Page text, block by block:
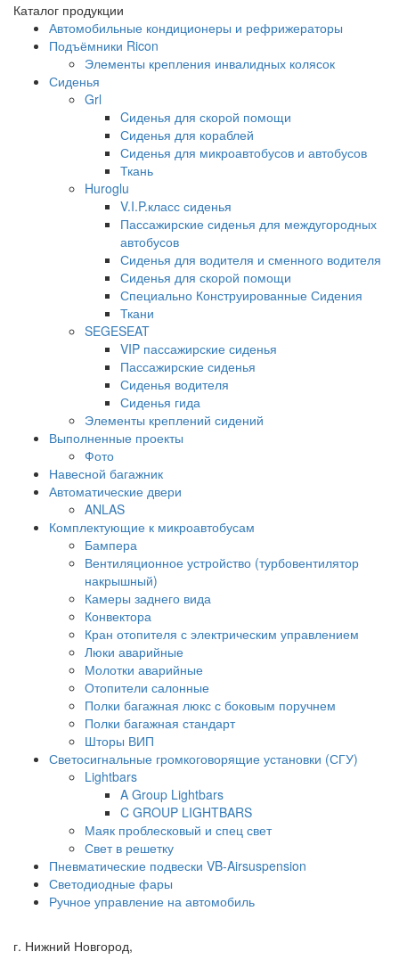
Каталог продукции
Автомобильные кондиционеры и рефрижераторы
Подъёмники Ricon
Элементы крепления инвалидных колясок
Сиденья
Grl
Cиденья для скорой помощи
Сиденья для кораблей
Сиденья для микроавтобусов и автобусов
Ткань
Huroglu
V.I.P.класс сиденья
Пассажирские сиденья для междугородных
автобусов
Сиденья для водителя и сменного водителя
Сиденья для скорой помощи
Специально Конструированные Сидения
Ткани
SEGESEAT
VIP пассажирские сиденья
Пассажирские сиденья
Сиденья водителя
Сиденья гида
Элементы креплений сидений
Выполненные проекты
Фото
Навесной багажник
Автоматические двери
ANLAS
Комплектующие к микроавтобусам
Бампера
Вентиляционное устройство (турбовентилятор
накрышный)
Камеры заднего вида
Конвектора
Кран отопителя с электрическим управлением
Люки аварийные
Молотки аварийные
Отопители салонные
Полки багажная люкс с боковым поручнем
Полки багажная стандарт
Шторы ВИП
Светосигнальные громкоговорящие установки (СГУ)
Lightbars
A Group Lightbars
C GROUP LIGHTBARS
Маяк проблесковый и спец свет
Свет в решетку
Пневматические подвески VB-Airsuspension
Светодиодные фары
Ручное управление на автомобиль
г. Нижний Новгород,